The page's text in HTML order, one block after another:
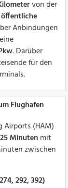
von der
öffentliche
Anbindungen
. Darüber
für den
Flughafen
Airports (HAM)
25 Minuten mit
zwischen
292, 392)